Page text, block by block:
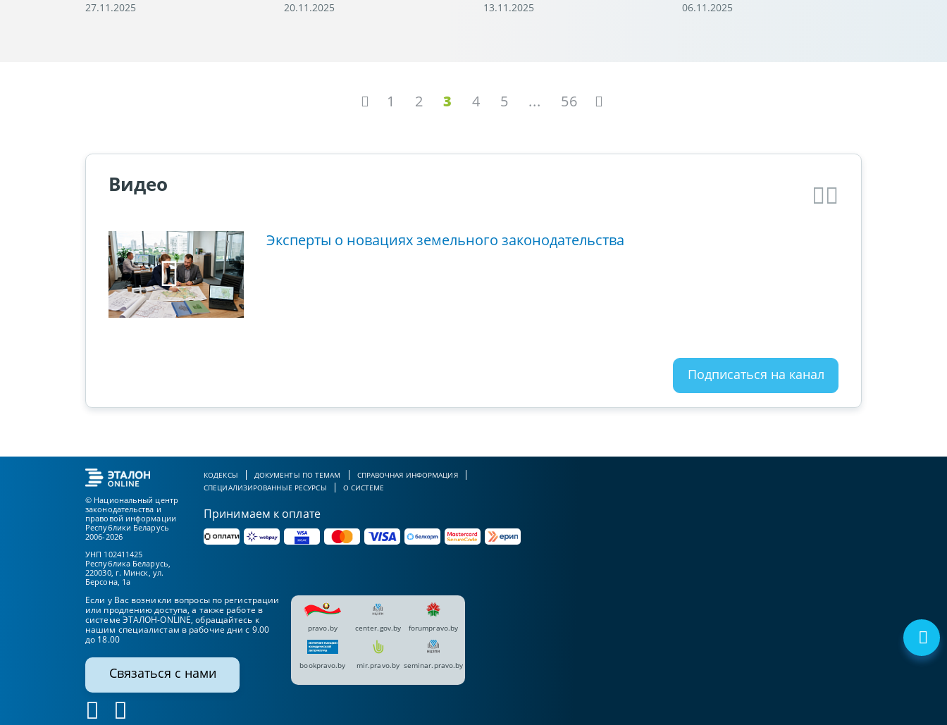
27.11.2025 20.11.2025 13.11.2025 06.11.2025
1 2 3 4 5 ... 56
Видео
Эксперты о новациях земельного законодательства
Подписаться на канал
© Национальный центр
законодательства и
правовой информации
Республики Беларусь
2006-2026
УНП 102411425
Республика Беларусь,
220030, г. Минск, ул.
Берсона, 1а
КОДЕКСЫ ДОКУМЕНТЫ ПО ТЕМАМ
СПРАВОЧНАЯ ИНФОРМАЦИЯ
СПЕЦИАЛИЗИРОВАННЫЕ РЕСУРСЫ
О СИСТЕМЕ
Принимаем к оплате
Если у Вас возникли вопросы по регистрации
или продлению доступа, а также работе в
системе ЭТАЛОН-ONLINE, обращайтесь к
нашим специалистам в рабочие дни с 9.00
до 18.00
Связаться с нами
pravo.by center.gov.by forumpravo.by
bookpravo.by mir.pravo.by seminar.pravo.by